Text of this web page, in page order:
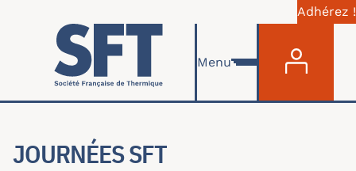
Aller au contenu principal
Adhérez !
Menu
JOURNÉES SFT